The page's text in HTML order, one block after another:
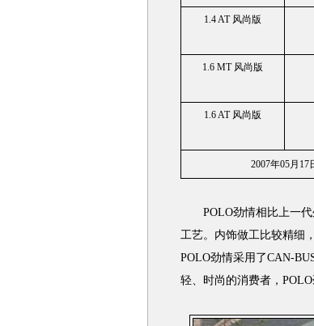
1.4 AT 风尚版
1.6 MT 风尚版
1.6 AT 风尚版
2007年05月 17
POLO劲情相比上一代
工艺。内饰做工比较精细
POLO劲情采用了CAN-
轻、时尚的消费者，